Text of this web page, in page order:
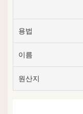
용법
이름
원산지